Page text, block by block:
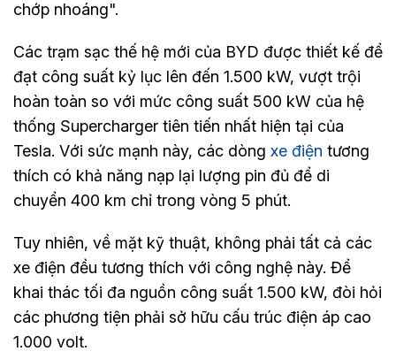
chớp nhoáng".
Các trạm sạc thế hệ mới của BYD được thiết kế để
đạt công suất kỷ lục lên đến 1.500 kW, vượt trội
hoàn toàn so với mức công suất 500 kW của hệ
thống Supercharger tiên tiến nhất hiện tại của
Tesla. Với sức mạnh này, các dòng xe điện tương
thích có khả năng nạp lại lượng pin đủ để di
chuyển 400 km chỉ trong vòng 5 phút.
Tuy nhiên, về mặt kỹ thuật, không phải tất cả các
xe điện đều tương thích với công nghệ này. Để
khai thác tối đa nguồn công suất 1.500 kW, đòi hỏi
các phương tiện phải sở hữu cấu trúc điện áp cao
1.000 volt.